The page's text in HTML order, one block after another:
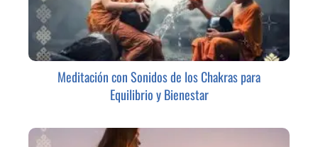
Meditación con Sonidos de los Chakras para
Equilibrio y Bienestar